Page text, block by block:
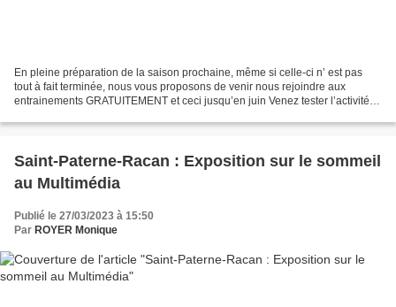
En pleine préparation de la saison prochaine, même si celle-ci n’ est pas
tout à fait terminée, nous vous proposons de venir nous rejoindre aux
entrainements GRATUITEMENT et ceci jusqu’en juin Venez tester l’activité,
Saint-Paterne-Racan : Exposition sur le sommeil
au Multimédia
Publié le 27/03/2023 à 15:50
Par ROYER Monique